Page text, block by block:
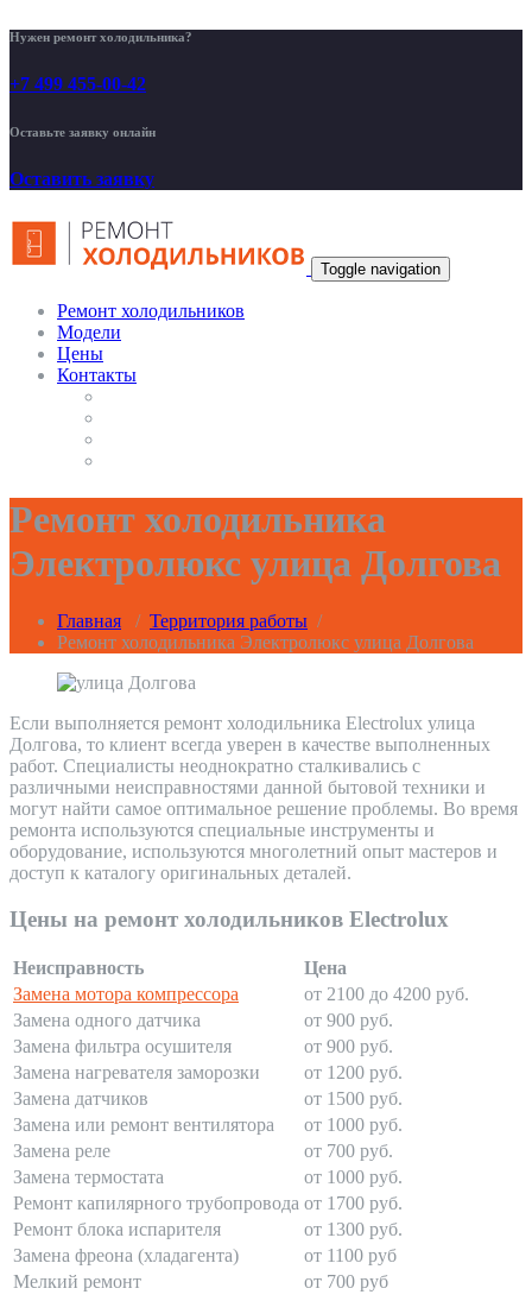
Нужен ремонт холодильника?
+7 499 455-00-42
Оставьте заявку онлайн
Оставить заявку
Toggle navigation
Ремонт холодильников
Модели
Цены
Контакты
Ремонт холодильника
Электролюкс улица Долгова
Главная / Территория работы /
Ремонт холодильника Электролюкс улица Долгова
Если выполняется ремонт холодильника Electrolux улица
Долгова, то клиент всегда уверен в качестве выполненных
работ. Специалисты неоднократно сталкивались с
различными неисправностями данной бытовой техники и
могут найти самое оптимальное решение проблемы. Во время
ремонта используются специальные инструменты и
оборудование, используются многолетний опыт мастеров и
доступ к каталогу оригинальных деталей.
Цены на ремонт холодильников Electrolux
Неисправность
Цена
Замена мотора компрессора
от 2100 до 4200 руб.
Замена одного датчика
от 900 руб.
Замена фильтра осушителя
от 900 руб.
Замена нагревателя заморозки
от 1200 руб.
Замена датчиков
от 1500 руб.
Замена или ремонт вентилятора
от 1000 руб.
Замена реле
от 700 руб.
Замена термостата
от 1000 руб.
Ремонт капилярного трубопровода от 1700 руб.
Ремонт блока испарителя
от 1300 руб.
Замена фреона (хладагента)
от 1100 руб
Мелкий ремонт
от 700 руб